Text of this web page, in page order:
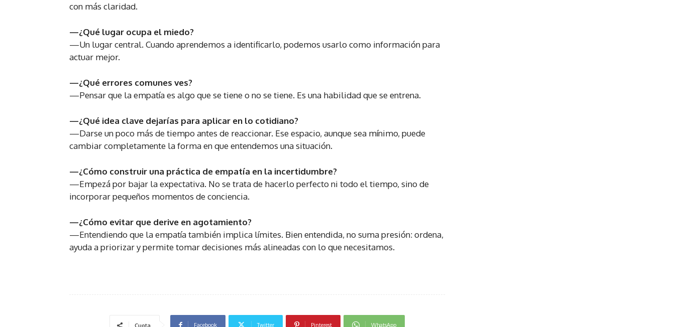
con más claridad.
—¿Qué lugar ocupa el miedo?
—Un lugar central. Cuando aprendemos a identificarlo, podemos usarlo como información para
actuar mejor.
—¿Qué errores comunes ves?
—Pensar que la empatía es algo que se tiene o no se tiene. Es una habilidad que se entrena.
—¿Qué idea clave dejarías para aplicar en lo cotidiano?
—Darse un poco más de tiempo antes de reaccionar. Ese espacio, aunque sea mínimo, puede
cambiar completamente la forma en que entendemos una situación.
—¿Cómo construir una práctica de empatía en la incertidumbre?
—Empezá por bajar la expectativa. No se trata de hacerlo perfecto ni todo el tiempo, sino de
incorporar pequeños momentos de conciencia.
—¿Cómo evitar que derive en agotamiento?
—Entendiendo que la empatía también implica límites. Bien entendida, no suma presión: ordena,
ayuda a priorizar y permite tomar decisiones más alineadas con lo que necesitamos.
Cuota Facebook Twitter Pinterest WhatsApp